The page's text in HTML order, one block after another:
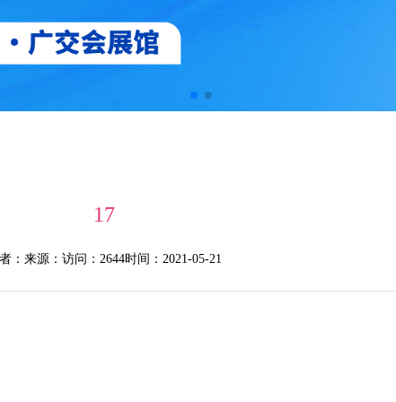
17
：来源：访问：2644时间：2021-05-21